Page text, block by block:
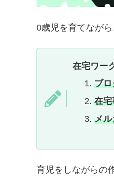
0歳児を育てなが
在宅ワー
ブロ
在宅
メル
育児をしながらの